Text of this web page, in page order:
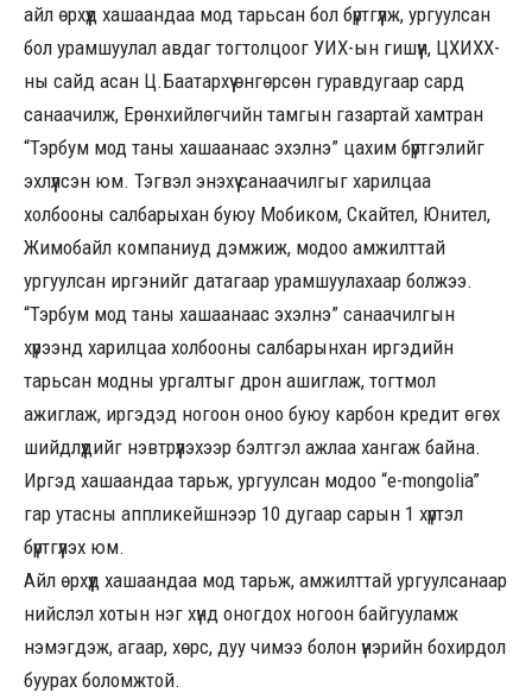
айл өрхүүд хашаандаа мод тарьсан бол бүртгүүлж, ургуулсан
бол урамшуулал авдаг тогтолцоог УИХ-ын гишүүн, ЦХИХХ-
ны сайд асан Ц.Баатархүү өнгөрсөн гуравдугаар сард
санаачилж, Ерөнхийлөгчийн тамгын газартай хамтран
“Тэрбум мод таны хашаанаас эхэлнэ” цахим бүртгэлийг
эхлүүлсэн юм. Тэгвэл энэхүү санаачилгыг харилцаа
холбооны салбарыхан буюу Мобиком, Скайтел, Юнител,
Жимобайл компаниуд дэмжиж, модоо амжилттай
ургуулсан иргэнийг датагаар урамшуулахаар болжээ.
“Тэрбум мод таны хашаанаас эхэлнэ” санаачилгын
хүрээнд харилцаа холбооны салбарынхан иргэдийн
тарьсан модны ургалтыг дрон ашиглаж, тогтмол
ажиглаж, иргэдэд ногоон оноо буюу карбон кредит өгөх
шийдлүүдийг нэвтрүүлэхээр бэлтгэл ажлаа хангаж байна.
Иргэд хашаандаа тарьж, ургуулсан модоо “e-mongolia”
гар утасны аппликейшнээр 10 дугаар сарын 1 хүртэл
бүртгүүлэх юм.
Айл өрхүүд хашаандаа мод тарьж, амжилттай ургуулсанаар
нийслэл хотын нэг хүнд оногдох ногоон байгууламж
нэмэгдэж, агаар, хөрс, дуу чимээ болон үнэрийн бохирдол
буурах боломжтой.